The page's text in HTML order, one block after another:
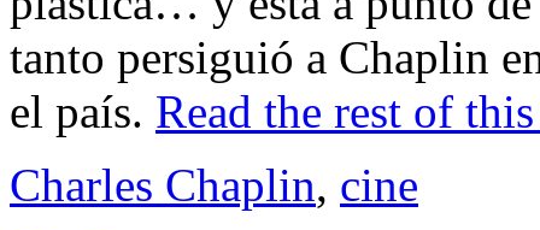
tanto persiguió a Chaplin
el país. Read the rest of
Charles Chaplin, cine